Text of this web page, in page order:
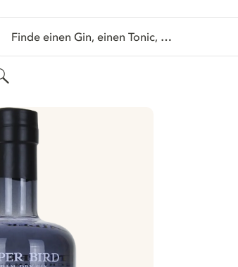
Finde einen Gin, einen Tonic, …
Suchen